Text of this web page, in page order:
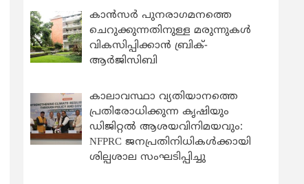
കാന്‍സര്‍ പുനരാഗമനത്തെ
ചെറുക്കുന്നതിനുള്ള മരുന്നുകള്‍
വികസിപ്പിക്കാന്‍ ബ്രിക്-
ആര്‍ജിസിബി
കാലാവസ്ഥാ വ്യതിയാനത്തെ
പ്രതിരോധിക്കുന്ന കൃഷിയും
ഡിജിറ്റൽ ആശയവിനിമയവും:
NFPRC ജനപ്രതിനിധികൾക്കായി
ശില്പശാല സംഘടിപ്പിച്ചു